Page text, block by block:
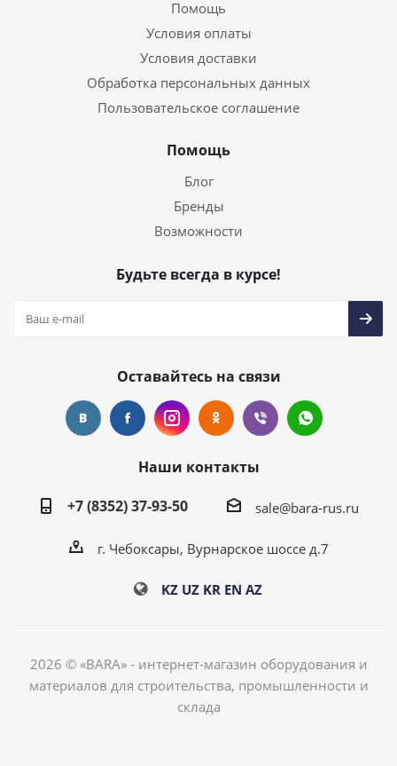
Помощь
Условия оплаты
Условия доставки
Обработка персональных данных
Пользовательское соглашение
Помощь
Блог
Бренды
Возможности
Будьте всегда в курсе!
Оставайтесь на связи
Наши контакты
+7 (8352) 37-93-50
sale@bara-rus.ru
г. Чебоксары, Вурнарское шоссе д.7
KZ UZ KR EN AZ
2026 © «BARA» - интернет-магазин оборудования и
материалов для строительства, промышленности и
склада